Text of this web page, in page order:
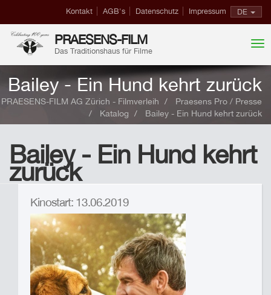
DE
Kontakt AGB's Datenschutz Impressum
PRAESENS-FILM
Das Traditionshaus für Filme
Bailey - Ein Hund kehrt zurück
PRAESENS-FILM AG Zürich - Filmverleih
Praesens Pro / Presse
Katalog
Bailey - Ein Hund kehrt zurück
Bailey - Ein Hund kehrt
zurück
Kinostart: 13.06.2019